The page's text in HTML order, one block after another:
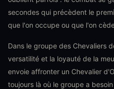
secondes qui précèdent le
que l'on occupe ou que l'on
Dans le groupe des Chevaliers
versatilité et la loyauté de la
envoie affronter un Chevalier
toujours là où le groupe a